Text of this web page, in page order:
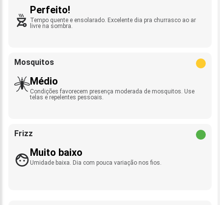
Perfeito!
Tempo quente e ensolarado. Excelente dia pra churrasco ao ar
livre na sombra.
Mosquitos
Médio
Condições favorecem presença moderada de mosquitos. Use
telas e repelentes pessoais.
Frizz
Muito baixo
Umidade baixa. Dia com pouca variação nos fios.